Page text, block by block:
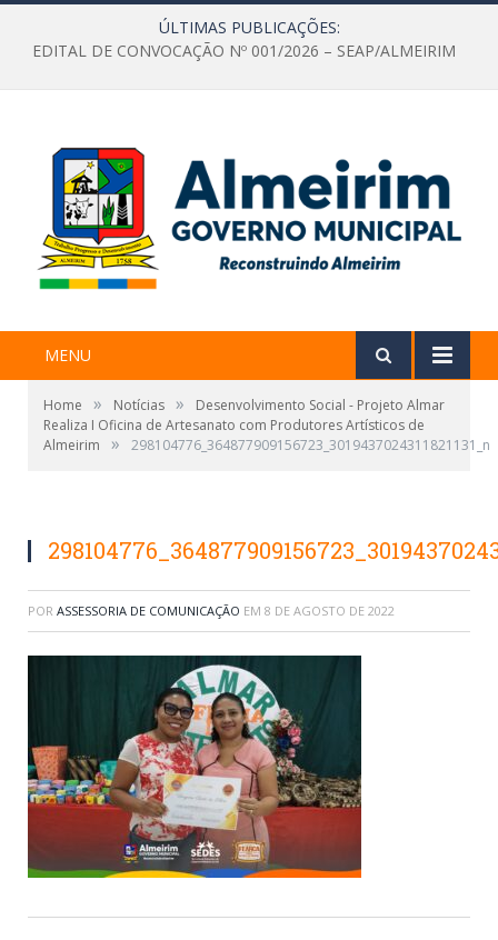
ÚLTIMAS PUBLICAÇÕES:
EDITAL DE CONVOCAÇÃO Nº 001/2026 – SEAP/ALMEIRIM
MENU
Home » Notícias »
Desenvolvimento Social - Projeto Almar
Realiza I Oficina de Artesanato com Produtores Artísticos de
Almeirim
» 298104776_364877909156723_3019437024311821131_n
POR ASSESSORIA DE COMUNICAÇÃO EM 8 DE AGOSTO DE 2022